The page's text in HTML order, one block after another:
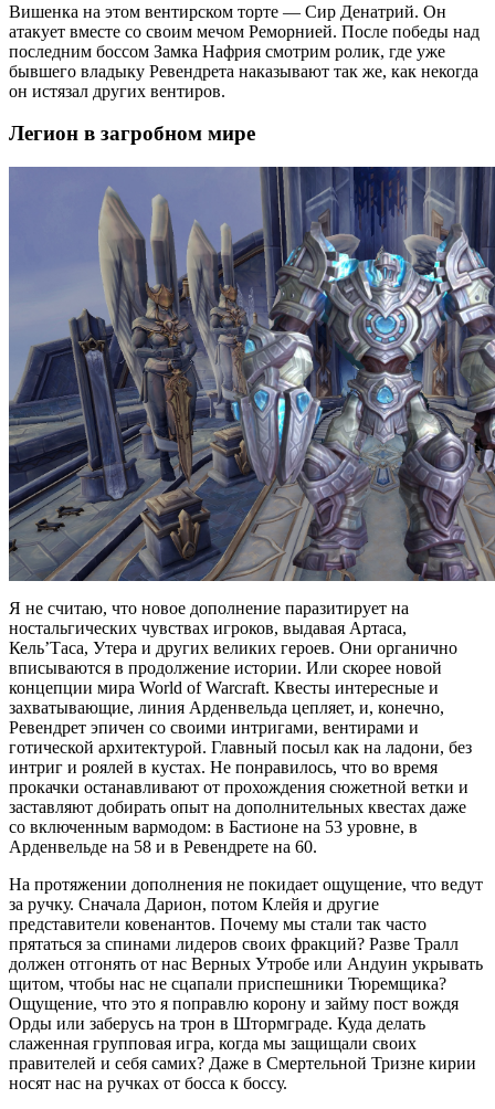
Вишенка на этом вентирском торте — Сир Денатрий. Он
атакует вместе со своим мечом Реморнией. После победы над
последним боссом Замка Нафрия смотрим ролик, где уже
бывшего владыку Ревендрета наказывают так же, как некогда
он истязал других вентиров.
Легион в загробном мире
Я не считаю, что новое дополнение паразитирует на
ностальгических чувствах игроков, выдавая Артаса,
Кель’Таса, Утера и других великих героев. Они органично
вписываются в продолжение истории. Или скорее новой
концепции мира World of Warcraft. Квесты интересные и
захватывающие, линия Арденвельда цепляет, и, конечно,
Ревендрет эпичен со своими интригами, вентирами и
готической архитектурой. Главный посыл как на ладони, без
интриг и роялей в кустах. Не понравилось, что во время
прокачки останавливают от прохождения сюжетной ветки и
заставляют добирать опыт на дополнительных квестах даже
со включенным вармодом: в Бастионе на 53 уровне, в
Арденвельде на 58 и в Ревендрете на 60.
На протяжении дополнения не покидает ощущение, что ведут
за ручку. Сначала Дарион, потом Клейя и другие
представители ковенантов. Почему мы стали так часто
прятаться за спинами лидеров своих фракций? Разве Тралл
должен отгонять от нас Верных Утробе или Андуин укрывать
щитом, чтобы нас не сцапали приспешники Тюремщика?
Ощущение, что это я поправлю корону и займу пост вождя
Орды или заберусь на трон в Штормграде. Куда делать
слаженная групповая игра, когда мы защищали своих
правителей и себя самих? Даже в Смертельной Тризне кирии
носят нас на ручках от босса к боссу.